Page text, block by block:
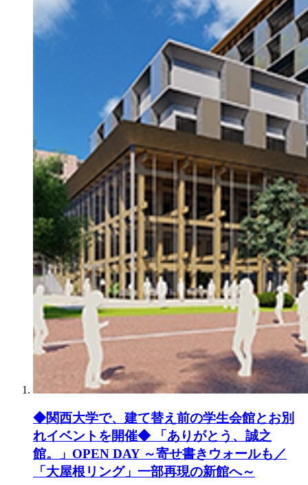
◆関西大学で、建て替え前の学生会館とお別
れイベントを開催◆ 「ありがとう、誠之
館。」OPEN DAY ～寄せ書きウォールも／
「大屋根リング」一部再現の新館へ～